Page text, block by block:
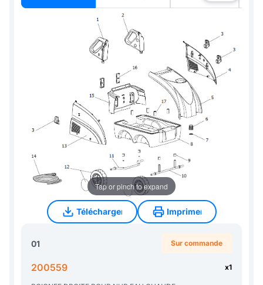
Tap or pinch to expand
Télécharger
Télécharger
Imprimer
Imprimer
01 Sur commande
200559 x1